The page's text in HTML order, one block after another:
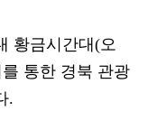
황금시간대(오
통한 경북 관광
.